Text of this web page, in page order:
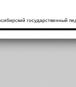
государственный